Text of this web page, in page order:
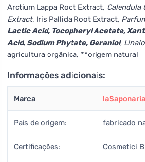
Arctium Lappa Root Extract, Calendula
Extract, Iris Pallida Root Extract,
Lactic Acid, Tocopheryl Acetate,
Acid, Sodium Phytate, Geraniol,
agricultura orgânica, **origem natural
Informações adicionais:
Marca laSaponaria
País de origem: fabricado
Certificações: Cosmetici